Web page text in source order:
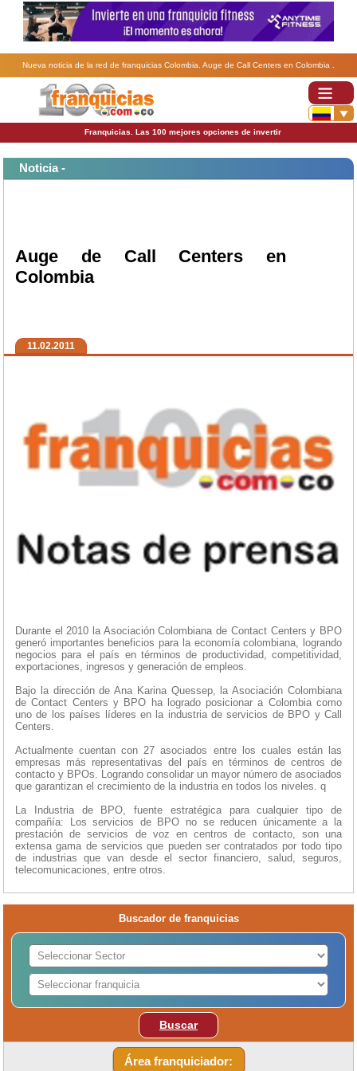
Nueva noticia de la red de franquicias Colombia. Auge de Call Centers en Colombia .
Franquicias. Las 100 mejores opciones de invertir
Noticia -
Auge de Call Centers en
Colombia
11.02.2011
Durante el 2010 la Asociación Colombiana de Contact Centers y BPO
generó importantes beneficios para la economía colombiana, logrando
negocios para el país en términos de productividad, competitividad,
exportaciones, ingresos y generación de empleos.
Bajo la dirección de Ana Karina Quessep, la Asociación Colombiana
de Contact Centers y BPO ha logrado posicionar a Colombia como
uno de los países líderes en la industria de servicios de BPO y Call
Centers.
Actualmente cuentan con 27 asociados entre los cuales están las
empresas más representativas del país en términos de centros de
contacto y BPOs. Logrando consolidar un mayor número de asociados
que garantizan el crecimiento de la industria en todos los niveles. q
La Industria de BPO, fuente estratégica para cualquier tipo de
compañía: Los servicios de BPO no se reducen únicamente a la
prestación de servicios de voz en centros de contacto, son una
extensa gama de servicios que pueden ser contratados por todo tipo
de industrias que van desde el sector financiero, salud, seguros,
telecomunicaciones, entre otros.
Buscador de franquicias
Buscar
Área franquiciador: